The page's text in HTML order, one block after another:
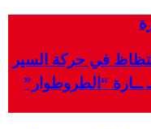
في حركة السير
“الطروطوار”